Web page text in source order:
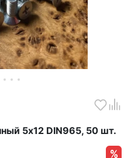
5х12 DIN965, 50 шт.